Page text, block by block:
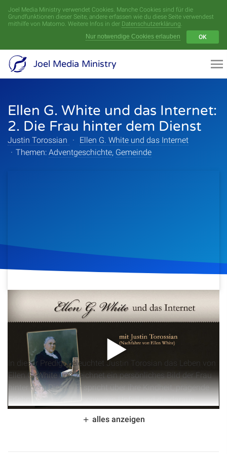
Joel Media Ministry verwendet Cookies. Manche Cookies sind für die
Grundfunktionen dieser Seite, andere erfassen wie du diese Seite verwendest
mithilfe von Matomo. Weitere Infos in der Datenschutzerklärung.
Nur notwendige Cookies erlauben
OK
Joel Media Ministry
Ellen G. White und das Internet:
2. Die Frau hinter dem Dienst
Justin Torossian ·
Ellen G. White und das Internet
· Themen: Adventgeschichte, Gemeinde
13. Januar 2015 992Klicks Download
In dieser Predigt beleuchtet Justin Torosian das Leben von
Ellen G. White und zeichnet ein persönliches Bild der Frau
hinter dem Dienst. Er spricht über ihre Kindheit, prägende
Erlebnisse wie einen schweren Unfall und die daraus
resultierenden körperlichen und seelischen Folgen. Die
Ausführungen beleuchten ihre geistliche Entwicklung, ihre
alles anzeigen
Menü
Videoarchiv
Serien
Sprecher
Themen
Spenden